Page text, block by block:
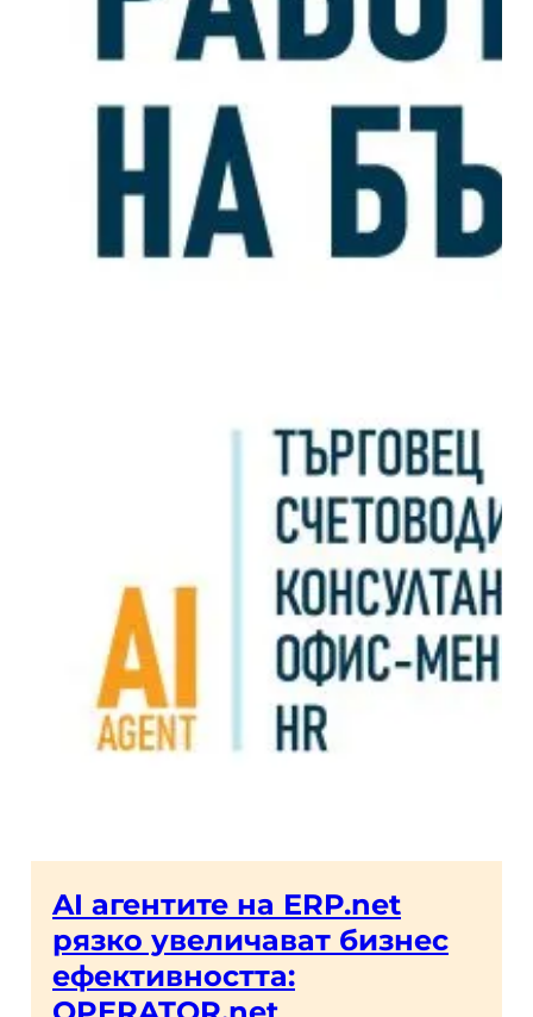
AI агентите на ERP.net
рязко увеличават бизнес
ефективността: